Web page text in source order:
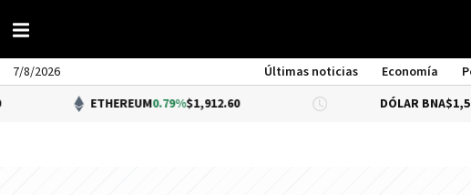
7/8/2026 Últimas noticias Economía
0.79%$1,912.60 DÓLAR BNA $1,520.00